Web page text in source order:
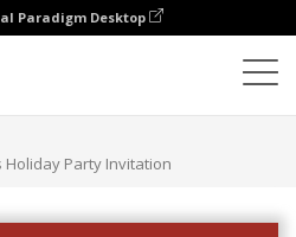
Paradigm Desktop
Holiday Party Invitation